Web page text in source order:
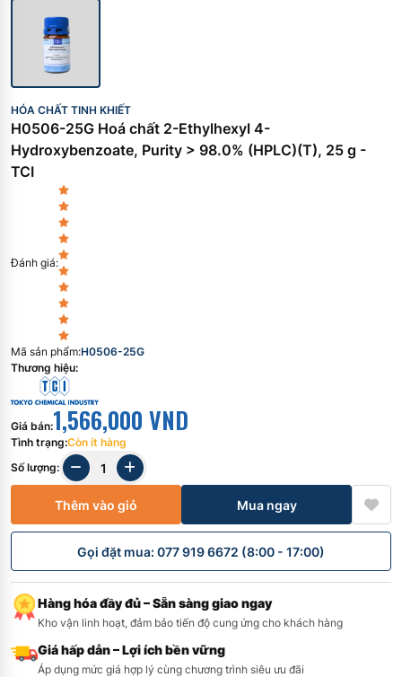
HÓA CHẤT TINH KHIẾT
H0506-25G Hoá chất 2-Ethylhexyl 4-
Hydroxybenzoate, Purity > 98.0% (HPLC)(T), 25 g -
TCI
Đánh giá:
Mã sản phẩm:H0506-25G
Thương hiệu:
Giá bán:1,566,000 VND
Tình trạng:Còn ít hàng
Số lượng:
Thêm vào giỏ Mua ngay
Gọi đặt mua: 077 919 6672 (8:00 - 17:00)
Hàng hóa đầy đủ – Sẵn sàng giao ngay
Kho vận linh hoạt, đảm bảo tiến độ cung ứng cho khách hàng
Giá hấp dẫn – Lợi ích bền vững
Áp dụng mức giá hợp lý cùng chương trình siêu ưu đãi